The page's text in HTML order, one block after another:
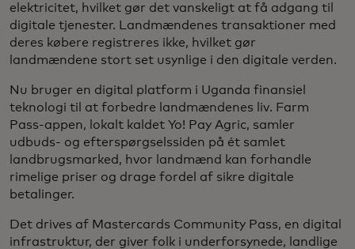
elektricitet, hvilket gør det vanskeligt at få adgang til
digitale tjenester. Landmændenes transaktioner med
deres købere registreres ikke, hvilket gør
landmændene stort set usynlige i den digitale verden.
Nu bruger en digital platform i Uganda finansiel
teknologi til at forbedre landmændenes liv. Farm
Pass-appen, lokalt kaldet Yo! Pay Agric, samler
udbuds- og efterspørgselssiden på ét samlet
landbrugsmarked, hvor landmænd kan forhandle
rimelige priser og drage fordel af sikre digitale
betalinger.
Det drives af Mastercards Community Pass, en digital
infrastruktur, der giver folk i underforsynede, landlige